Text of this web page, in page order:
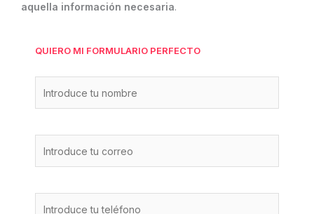
aquella información necesaria.
QUIERO MI FORMULARIO PERFECTO